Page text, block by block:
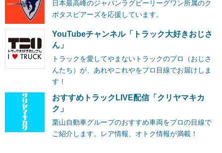
日本最高峰のジャパンラグビーリーグワン所属のク
ボタスピアーズを応援しています。
YouTubeチャンネル「トラック大好きおじさ
ん」
トラックを愛してやまないトラックのプロ（おじさ
んたち）が、あれやこれやをプロ目線でお届けしま
す！
おすすめトラックLIVE配信「クリヤマキカ
ク」
栗山自動車グループのおすすめ車両をプロの目線で
ご紹介します。レア情報、オトク情報が満載！